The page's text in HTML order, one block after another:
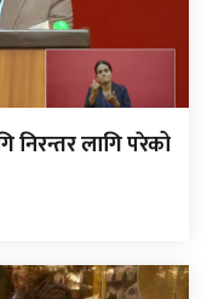
निरन्तर लागि परेको